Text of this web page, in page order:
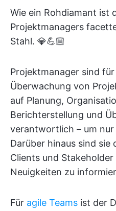
Wie ein Rohdiamant ist
Projektmanagers
Stahl. 💎💪🏼
Projektmanager sind
Überwachung von
auf Planung,
Berichterstellung und
verantwortlich – um nur
Darüber hinaus sind
Clients und
Neuigkeiten zu
Für agile Teams ist der